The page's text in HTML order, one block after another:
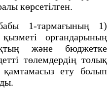
көрсетілген.
1-тармағының 1)
органдарының
және бюджетке
төлемдердің толық
ету болып